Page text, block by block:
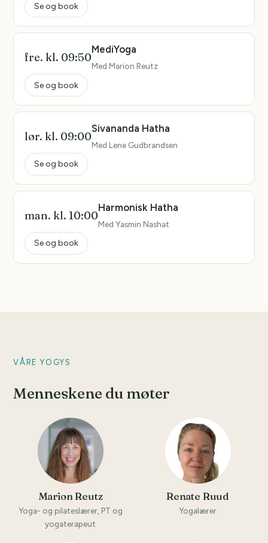
Se og book
fre. kl. 09:50
MediYoga
Med Marion Reutz
Se og book
lør. kl. 09:00
Sivananda Hatha
Med Lene Gudbrandsen
Se og book
man. kl. 10:00
Harmonisk Hatha
Med Yasmin Nashat
Se og book
VÅRE YOGYS
Menneskene du møter
Marion Reutz
Yoga- og pilateslærer, PT og
yogaterapeut
Renate Ruud
Yogalærer